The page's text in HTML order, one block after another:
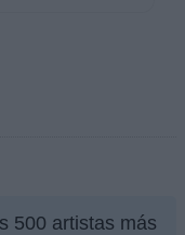
500 artistas más